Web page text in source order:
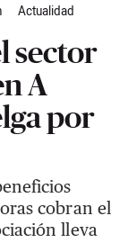
Actualidad
sector
A
por
cobran el
lleva